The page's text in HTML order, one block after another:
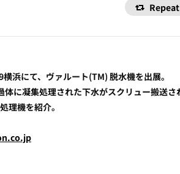
Repeat
浜にて、ヴァルート(TM) 脱水機を出展。
に凝集処理された下水がスクリュー搬送
理機を紹介。